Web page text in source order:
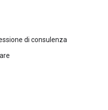
di consulenza